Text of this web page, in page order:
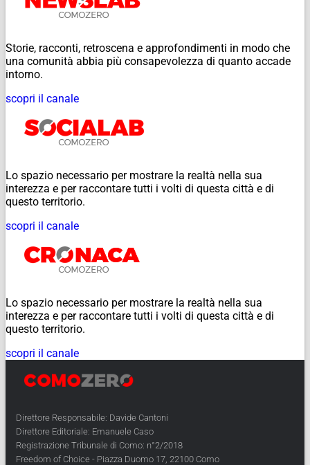
Storie, racconti, retroscena e approfondimenti in modo che
una comunità abbia più consapevolezza di quanto accade
intorno.
scopri il canale
Lo spazio necessario per mostrare la realtà nella sua
interezza e per raccontare tutti i volti di questa città e di
questo territorio.
scopri il canale
Lo spazio necessario per mostrare la realtà nella sua
interezza e per raccontare tutti i volti di questa città e di
questo territorio.
scopri il canale
Direttore Responsabile: Davide Cantoni
Direttore Editoriale: Emanuele Caso
Registrazione Tribunale di Como: n°2/2018
Freedom of Choice - Piazza Duomo 17, 22100 Como